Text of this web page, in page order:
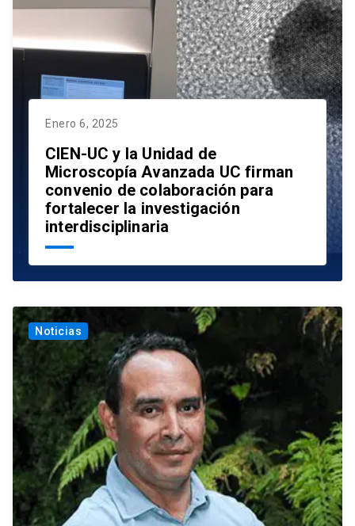
Enero 6, 2025
CIEN-UC y la Unidad de
Microscopía Avanzada UC firman
convenio de colaboración para
fortalecer la investigación
interdisciplinaria
Noticias